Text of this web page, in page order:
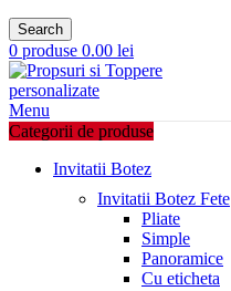
Search
0 produse 0.00 lei
Menu
Categorii de produse
Invitatii Botez
Invitatii Botez Fete
Pliate
Simple
Panoramice
Cu eticheta